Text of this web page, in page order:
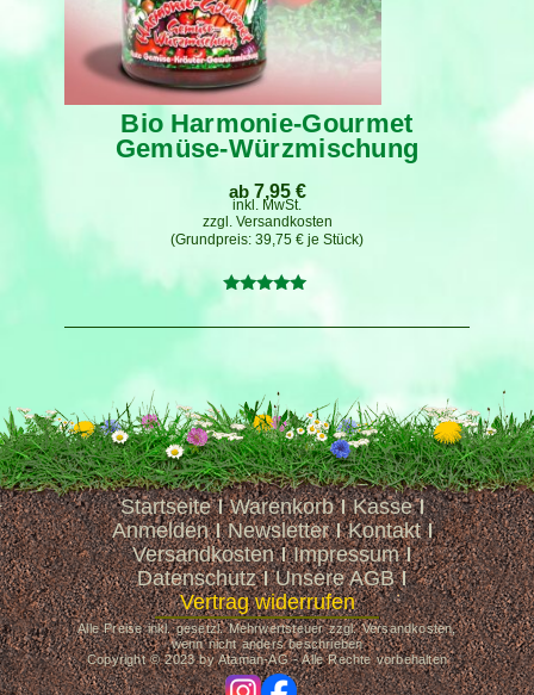
Bio Harmonie-Gourmet
Gemüse-Würzmischung
ab 7,95 €
39,75 € je Stück
inkl. MwSt.
zzgl. Versandkosten
Startseite Warenkorb
Kasse
Anmelden
Newsletter
Kontakt
Versandkosten
Impressum
Datenschutz
Unsere AGB
Vertrag widerrufen
Alle Preise inkl. gesetzl. Mehrwertsteuer zzgl. Versandkosten,
wenn nicht anders beschrieben
Copyright © 2023 by Ataman-AG - Alle Rechte vorbehalten